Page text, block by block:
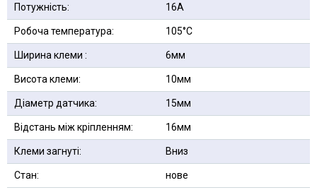
Потужність: 16А
Робоча температура: 105°C
Ширина клеми : 6мм
Висота клеми: 10мм
Діаметр датчика: 15мм
Відстань між кріпленням: 16мм
Клеми загнуті: Вниз
Стан: нове